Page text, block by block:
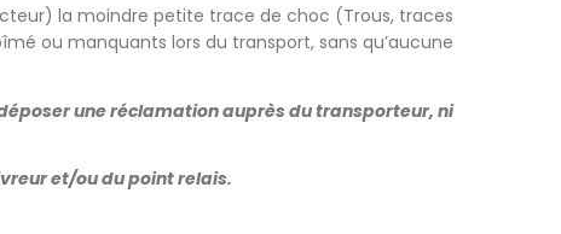
la moindre petite trace de choc (Trous, traces
ou manquants lors du transport, sans qu’aucune
une réclamation auprès du transporteur, ni
et/ou du point relais.